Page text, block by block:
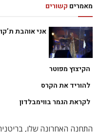
מאמרים קשורים
אני אוהבת
הקיצוץ מפוטר
להוריד את הקרס
לקראת הגמר בווימבלדון
התחנה האחרונה שלו,